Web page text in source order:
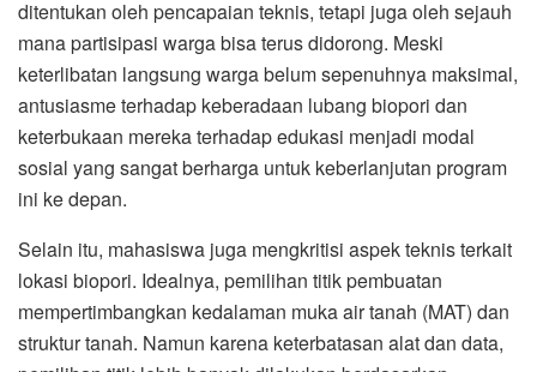
ditentukan oleh pencapaian teknis, tetapi juga oleh sejauh
mana partisipasi warga bisa terus didorong. Meski
keterlibatan langsung warga belum sepenuhnya maksimal,
antusiasme terhadap keberadaan lubang biopori dan
keterbukaan mereka terhadap edukasi menjadi modal
sosial yang sangat berharga untuk keberlanjutan program
ini ke depan.
Selain itu, mahasiswa juga mengkritisi aspek teknis terkait
lokasi biopori. Idealnya, pemilihan titik pembuatan
mempertimbangkan kedalaman muka air tanah (MAT) dan
struktur tanah. Namun karena keterbatasan alat dan data,